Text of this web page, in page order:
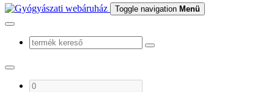
Toggle navigation Menü